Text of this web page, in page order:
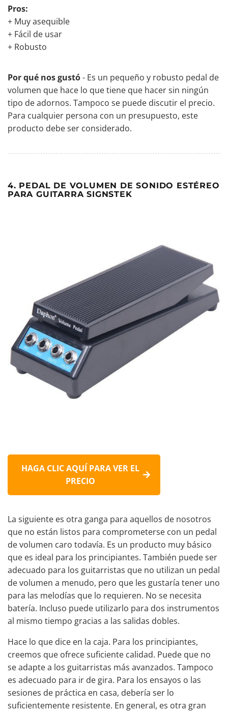
Pros:
+ Muy asequible
+ Fácil de usar
+ Robusto
Por qué nos gustó- Es un pequeño y robusto pedal de
volumen que hace lo que tiene que hacer sin ningún
tipo de adornos. Tampoco se puede discutir el precio.
Para cualquier persona con un presupuesto, este
producto debe ser considerado.
4. PEDAL DE VOLUMEN DE SONIDO ESTÉREO
PARA GUITARRA SIGNSTEK
HAGA CLIC AQUÍ PARA VER EL
PRECIO
La siguiente es otra ganga para aquellos de nosotros
que no están listos para comprometerse con un pedal
de volumen caro todavía. Es un producto muy básico
que es ideal para los principiantes. También puede ser
adecuado para los guitarristas que no utilizan un pedal
de volumen a menudo, pero que les gustaría tener uno
para las melodías que lo requieren. No se necesita
batería. Incluso puede utilizarlo para dos instrumentos
al mismo tiempo gracias a las salidas dobles.
Hace lo que dice en la caja. Para los principiantes,
creemos que ofrece suficiente calidad. Puede que no
se adapte a los guitarristas más avanzados. Tampoco
es adecuado para ir de gira. Para los ensayos o las
sesiones de práctica en casa, debería ser lo
suficientemente resistente. En general, es otra gran